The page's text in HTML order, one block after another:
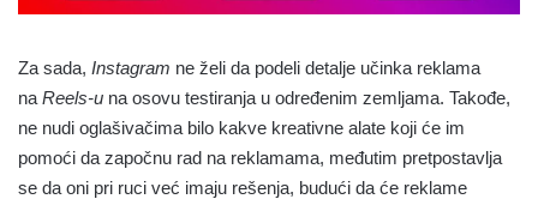
Za sada, Instagram ne želi da podeli detalje učinka reklama
na Reels-u na osovu testiranja u određenim zemljama. Takođe,
ne nudi oglašivačima bilo kakve kreativne alate koji će im
pomoći da započnu rad na reklamama, međutim pretpostavlja
se da oni pri ruci već imaju rešenja, budući da će reklame